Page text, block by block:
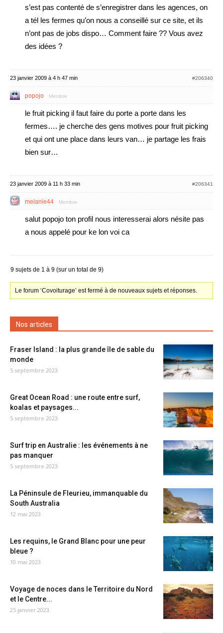
s’est pas contenté de s’enregistrer dans les agences, on
a tél les fermes qu’on nous a conseillé sur ce site, et ils
n’ont pas de jobs dispo… Comment faire ?? Vous avez
des idées ?
23 janvier 2009 à 4 h 47 min #206340
popojo Membre
le fruit picking il faut faire du porte a porte dans les
fermes…. je cherche des gens motives pour fruit picking
et qui ont une place dans leurs van… je partage les frais
bien sur…
23 janvier 2009 à 11 h 33 min #206341
melanie44 Membre
salut popojo ton profil nous interesserai alors nésite pas
a nous appelé pour ke lon voi ca
9 sujets de 1 à 9 (sur un total de 9)
Le forum ‘Covoiturage’ est fermé à de nouveaux sujets et réponses.
Nos articles
Fraser Island : la plus grande île de sable du
monde
5 septembre 2023
Great Ocean Road : une route entre surf,
koalas et paysages...
5 septembre 2023
Surf trip en Australie : les événements à ne
pas manquer
5 septembre 2023
La Péninsule de Fleurieu, immanquable du
South Australia
12 mai 2023
Les requins, le Grand Blanc pour une peur
bleue ?
10 mai 2023
Voyage de noces dans le Territoire du Nord
et le Centre...
25 janvier 2023